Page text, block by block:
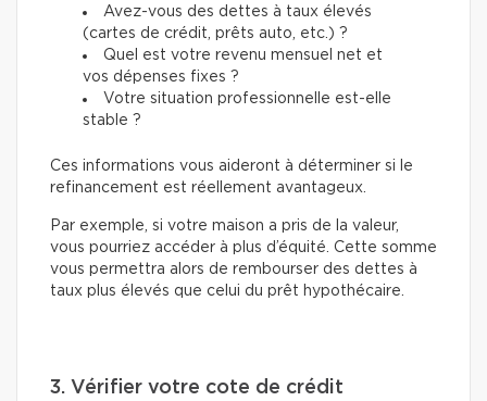
Avez-vous des dettes à taux élevés
(cartes de crédit, prêts auto, etc.) ?
Quel est votre revenu mensuel net et
vos dépenses fixes ?
Votre situation professionnelle est-elle
stable ?
Ces informations vous aideront à déterminer si le
refinancement est réellement avantageux.
Par exemple, si votre maison a pris de la valeur,
vous pourriez accéder à plus d’équité. Cette somme
vous permettra alors de rembourser des dettes à
taux plus élevés que celui du prêt hypothécaire.
3. Vérifier votre cote de crédit